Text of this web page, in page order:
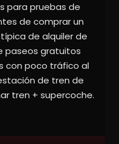
para pruebas de
de comprar un
de alquiler de
paseos gratuitos
con poco tráfico al
de tren de
tren + supercoche.